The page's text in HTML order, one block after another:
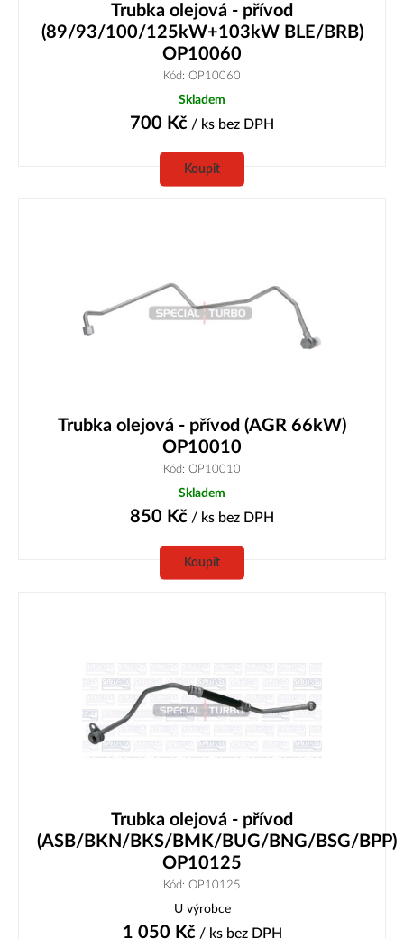
Trubka olejová - přívod
(89/93/100/125kW+103kW BLE/BRB)
OP10060
Kód: OP10060
Skladem
700 Kč / ks bez DPH
Koupit
Trubka olejová - přívod (AGR 66kW)
OP10010
Kód: OP10010
Skladem
850 Kč / ks bez DPH
Koupit
Trubka olejová - přívod
(ASB/BKN/BKS/BMK/BUG/BNG/BSG/BPP)
OP10125
Kód: OP10125
U výrobce
1 050 Kč/ ks bez DPH